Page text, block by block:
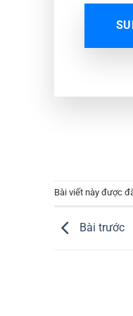
Bài viết này được
Bài trước